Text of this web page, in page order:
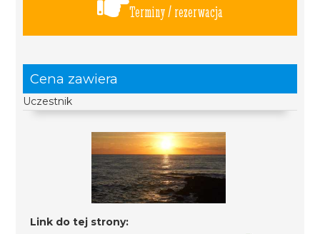
Terminy / rezerwacja
Cena zawiera
Uczestnik
Link do tej strony: